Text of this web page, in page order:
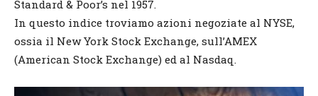
Standard & Poor’s nel 1957.
In questo indice troviamo azioni negoziate al NYSE,
ossia il New York Stock Exchange, sull’AMEX
(American Stock Exchange) ed al Nasdaq.